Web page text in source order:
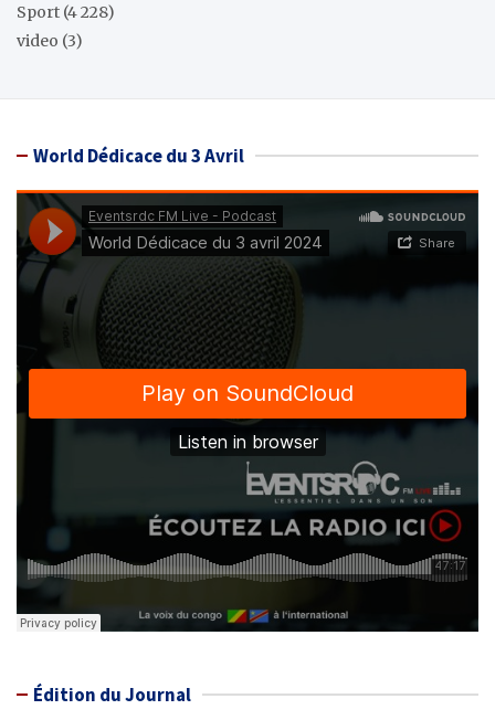
Sport (4 228)
video (3)
World Dédicace du 3 Avril
Édition du Journal